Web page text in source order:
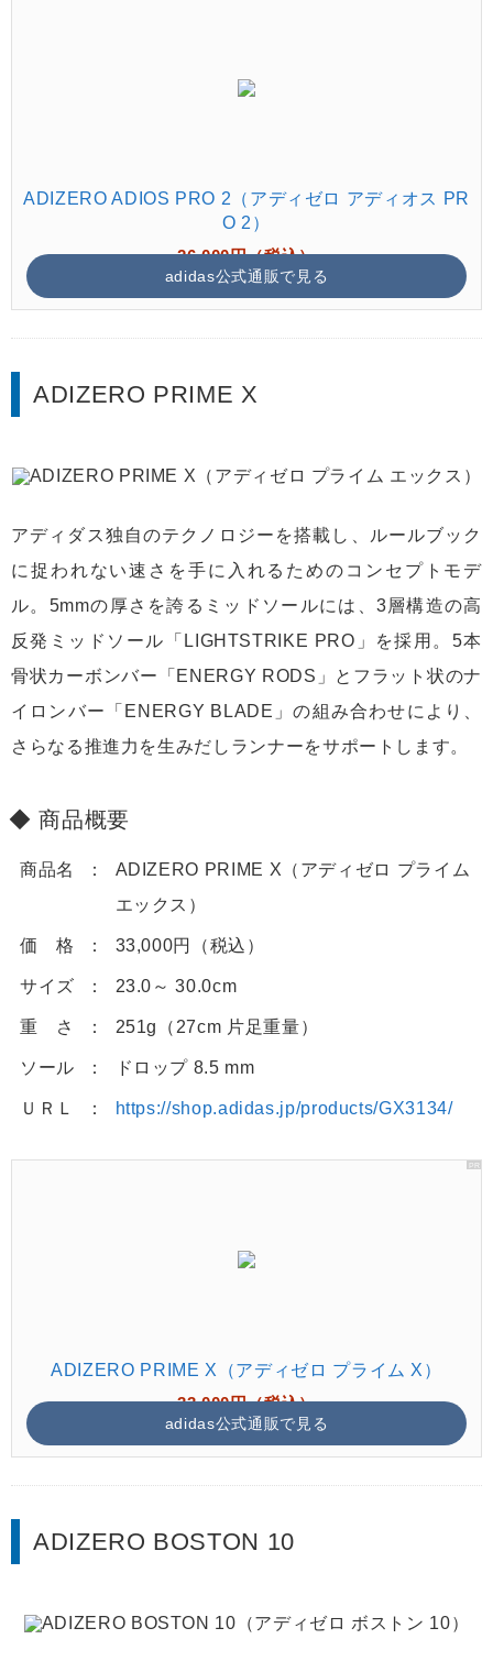
ADIZERO ADIOS PRO 2（アディゼロ アディオス PR
O 2）
26,000円（税込）
adidas公式通販で見る
ADIZERO PRIME X
アディダス独自のテクノロジーを搭載し、ルールブック
に捉われない速さを手に入れるためのコンセプトモデ
ル。5mmの厚さを誇るミッドソールには、3層構造の高
反発ミッドソール「LIGHTSTRIKE PRO」を採用。5本
骨状カーボンバー「ENERGY RODS」とフラット状のナ
イロンバー「ENERGY BLADE」の組み合わせにより、
さらなる推進力を生みだしランナーをサポートします。
商品概要
商品名
ADIZERO PRIME X（アディゼロ プライム
エックス）
価 格 33,000円（税込）
サイズ 23.0～ 30.0cm
重 さ 251g（27cm 片足重量）
ソール ドロップ 8.5 mm
ＵＲＬ https://shop.adidas.jp/products/GX3134/
ADIZERO PRIME X（アディゼロ プライム X）
33,000円（税込）
adidas公式通販で見る
ADIZERO BOSTON 10